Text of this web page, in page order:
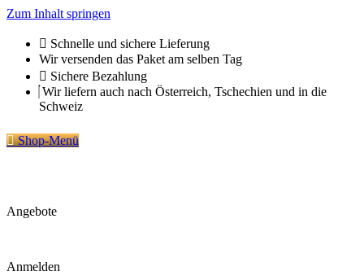
Zum Inhalt springen
Schnelle und sichere Lieferung
Wir versenden das Paket am selben Tag
Sichere Bezahlung
Wir liefern auch nach Österreich, Tschechien und in die
Schweiz
Shop-Menü
Angebote
Anmelden